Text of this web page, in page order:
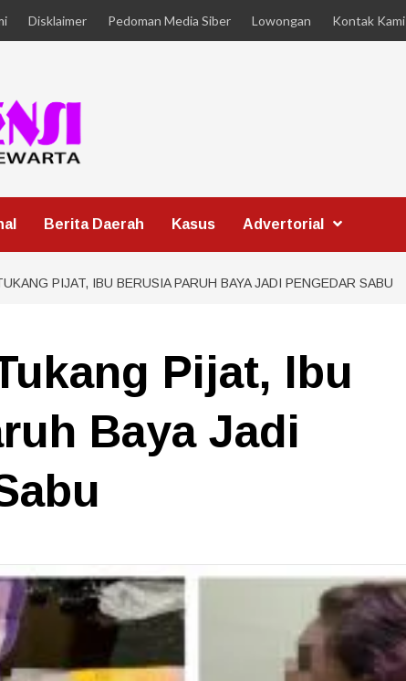
Disklaimer Pedoman Media Siber Lowongan Kontak Kami
Berita Daerah Kasus Advertorial
PIJAT, IBU BERUSIA PARUH BAYA JADI PENGEDAR SABU
Pijat, Ibu
Baya Jadi